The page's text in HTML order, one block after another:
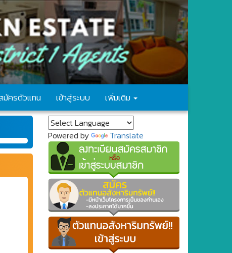
มัครตัวแทน เข้าสู่ระบบ เพิ่มเติม
Powered by Translate